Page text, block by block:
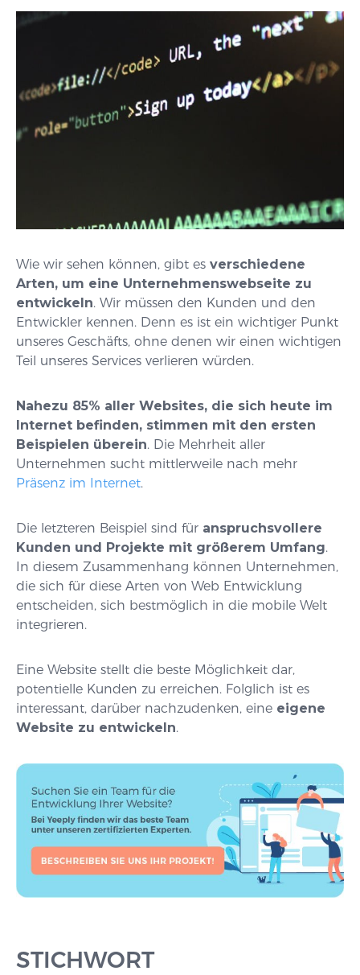
Wie wir sehen können, gibt es verschiedene
Arten, um eine Unternehmenswebseite zu
entwickeln. Wir müssen den Kunden und den
Entwickler kennen. Denn es ist ein wichtiger Punkt
unseres Geschäfts, ohne denen wir einen wichtigen
Teil unseres Services verlieren würden.
Nahezu 85% aller Websites, die sich heute im
Internet befinden, stimmen mit den ersten
Beispielen überein. Die Mehrheit aller
Unternehmen sucht mittlerweile nach mehr
Präsenz im Internet.
Die letzteren Beispiel sind für anspruchsvollere
Kunden und Projekte mit größerem Umfang.
In diesem Zusammenhang können Unternehmen,
die sich für diese Arten von Web Entwicklung
entscheiden, sich bestmöglich in die mobile Welt
integrieren.
Eine Website stellt die beste Möglichkeit dar,
potentielle Kunden zu erreichen. Folglich ist es
interessant, darüber nachzudenken, eine eigene
Website zu entwickeln.
STICHWORT